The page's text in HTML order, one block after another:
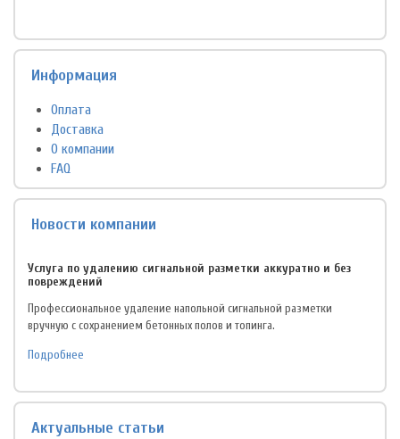
Информация
Оплата
Доставка
О компании
FAQ
Новости компании
Услуга по удалению сигнальной разметки аккуратно и без
повреждений
Профессиональное удаление напольной сигнальной разметки
вручную с сохранением бетонных полов и топинга.
Подробнее
Актуальные статьи